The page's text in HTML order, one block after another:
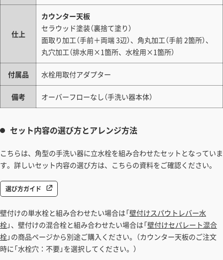
仕上
カウンター天板
セラウッド塗装（裏捨て塗り）
面取り加工（手前＋両端 3辺）、角丸加工（手前 2箇所）、
丸穴加工（排水用×1箇所、水栓用×1箇所）
付属品 水栓用取付アダプター
備考 オーバーフローなし（手洗い器本体）
セット内容の選び方とアレンジ方法
こちらは、角型の手洗い器に立水栓を組み合わせたセットとなっていま
す。詳しいセット内容の選び方は、こちらの資料をご確認ください。
選び方ガイド
壁付けの単水栓と組み合わせたい場合は「壁付けスパウトレバー水
栓」、壁付けの混合栓と組み合わせたい場合は「壁付けセパレート混合
栓」の商品ページから別途ご購入ください。（カウンター天板のご注文
時に「水栓穴：不要」を選択してください。）